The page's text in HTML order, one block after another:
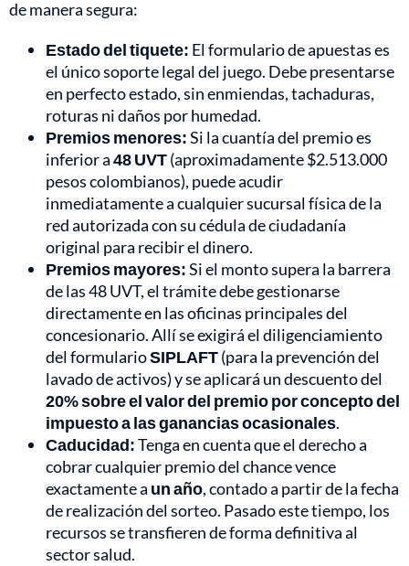
de manera segura:
Estado del tiquete: El formulario de apuestas es
el único soporte legal del juego. Debe presentarse
en perfecto estado, sin enmiendas, tachaduras,
roturas ni daños por humedad.
Premios menores:Si la cuantía del premio es
inferior a48 UVT(aproximadamente $2.513.000
pesos colombianos), puede acudir
inmediatamente a cualquier sucursal física de la
red autorizada con su cédula de ciudadanía
original para recibir el dinero.
Premios mayores:Si el monto supera la barrera
de las 48 UVT, el trámite debe gestionarse
directamente en las oficinas principales del
concesionario. Allí se exigirá el diligenciamiento
del formularioSIPLAFT(para la prevención del
lavado de activos) y se aplicará un descuento del
20% sobre el valor del premio por concepto del
impuesto a las ganancias ocasionales.
Caducidad:Tenga en cuenta que el derecho a
cobrar cualquier premio del chance vence
exactamente a un año, contado a partir de la fecha
de realización del sorteo. Pasado este tiempo, los
recursos se transfieren de forma definitiva al
sector salud.